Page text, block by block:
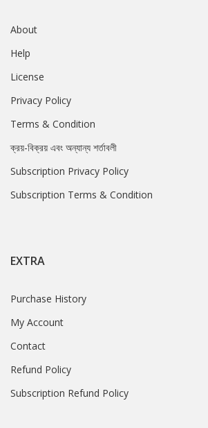
About
Help
License
Privacy Policy
Terms & Condition
ক্রয়-বিক্রয় এবং অন্যান্য শর্তাবলী
Subscription Privacy Policy
Subscription Terms & Condition
EXTRA
Purchase History
My Account
Contact
Refund Policy
Subscription Refund Policy